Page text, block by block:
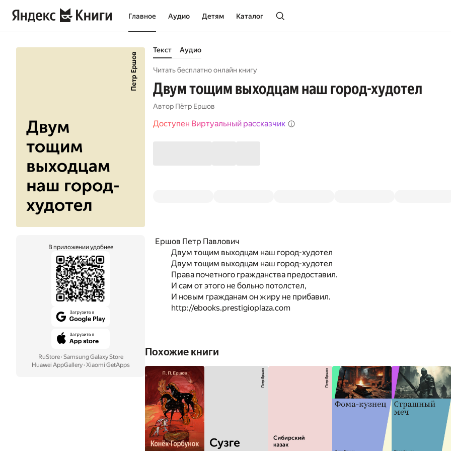
Главное Аудио Детям Каталог
В приложении удобнее
RuStore· Samsung Galaxy Store
Huawei AppGallery· Xiaomi GetApps
Текст Аудио
Читать бесплатно онлайн книгу
Двум тощим выходцам наш город-худотел
Автор Пётр Ершов
Доступен Виртуальный рассказчик
Ершов Петр Павлович
Двум тощим выходцам наш город-худотел
Двум тощим выходцам наш город-худотел
Права почетного гражданства предоставил.
И сам от этого не больно потолстел,
И новым гражданам он жиру не прибавил.
http://ebooks.prestigioplaza.com
Похожие книги